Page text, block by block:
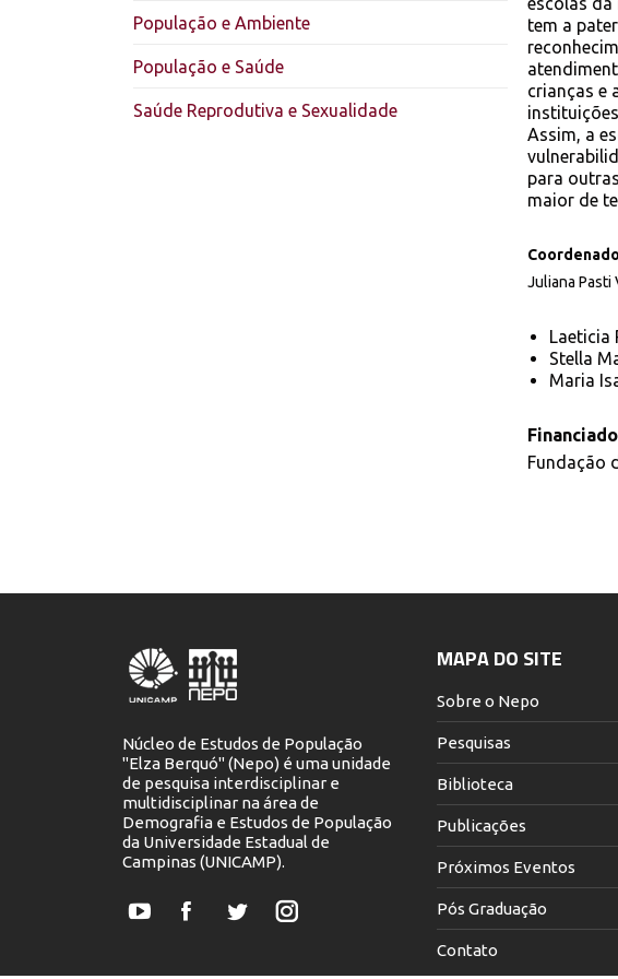
População e Ambiente
População e Saúde
Saúde Reprodutiva e Sexualidade
tem a
crianças e
Assim, a
para
maior de
Juliana Pasti
Laeticia
Stella
Maria
Fundação
Núcleo de Estudos de População
"Elza Berquó" (Nepo) é uma unidade
de pesquisa interdisciplinar e
multidisciplinar na área de
Demografia e Estudos de População
da Universidade Estadual de
Campinas (UNICAMP).
YouTubeFacebookTwitterInstagram
MAPA DO SITE
Sobre o Nepo
Pesquisas
Biblioteca
Publicações
Próximos Eventos
Pós Graduação
Contato